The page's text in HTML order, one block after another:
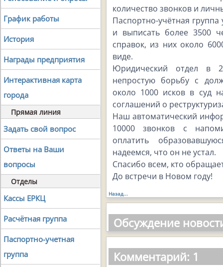
График работы
История
Награды предприятия
Интерактивная карта
города
Прямая линия
Задать свой вопрос
Ответы на Ваши
вопросы
Отделы
Кассы ЕРКЦ
Расчётная группа
Паспортно-учетная
группа
количество звонков и
Паспортно-учётная группа
и выписать более 3500
справок, из них около
виде.
Юридический отдел в
непростую борьбу с
около 1000 исков в суд
соглашений о
Наш автоматический
10000 звонков с
оплатить
надеемся, что он не устал.
Спасибо всем, кто
До встречи в Новом году!
Назад...
Обсуждение
Комментарий: 1